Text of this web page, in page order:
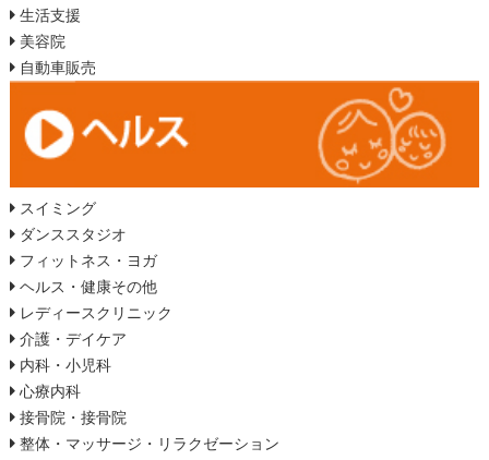
生活支援
美容院
自動車販売
スイミング
ダンススタジオ
フィットネス・ヨガ
ヘルス・健康その他
レディースクリニック
介護・デイケア
内科・小児科
心療内科
接骨院・接骨院
整体・マッサージ・リラクゼーション